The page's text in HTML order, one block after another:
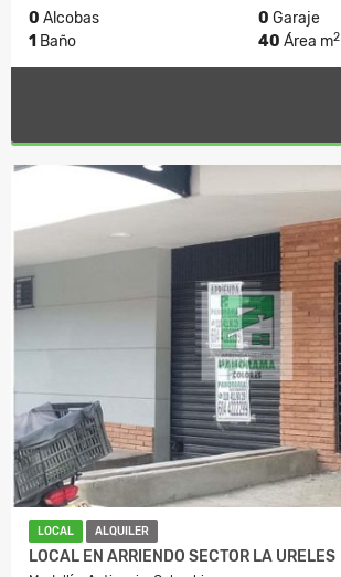
0 Alcobas 0 Garaje
1 Baño 40 Área m2
LOCAL ALQUILER
LOCAL EN ARRIENDO SECTOR LA URELES